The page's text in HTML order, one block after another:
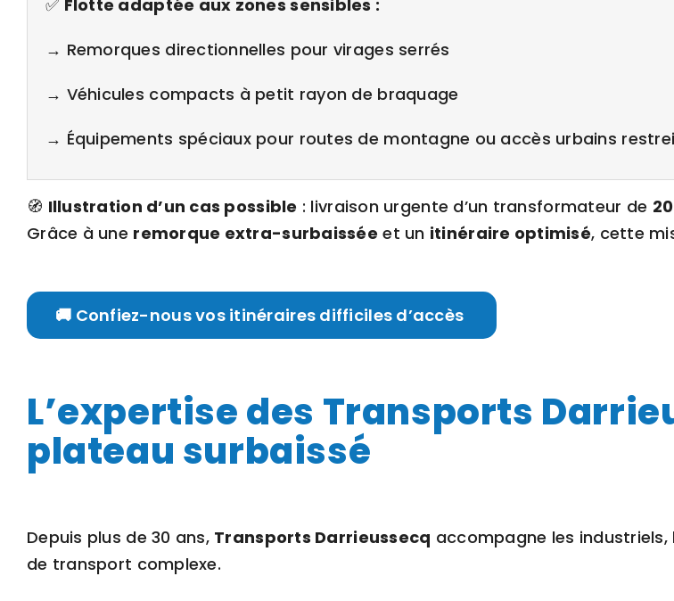
✅ Flotte adaptée aux zones sensibles :
→ Remorques directionnelles pour virages serrés
→ Véhicules compacts à petit rayon de braquage
→ Équipements spéciaux pour routes de montagne ou accès urbains
🧭 Illustration d’un cas possible : livraison urgente d’un transformateur de
Grâce à une remorque extra-surbaissée et un itinéraire optimisé, cette
🚚 Confiez-nous vos itinéraires difficiles d’accès
L’expertise des Transports
plateau surbaissé
Depuis plus de 30 ans, Transports Darrieussecq accompagne les
de transport complexe.